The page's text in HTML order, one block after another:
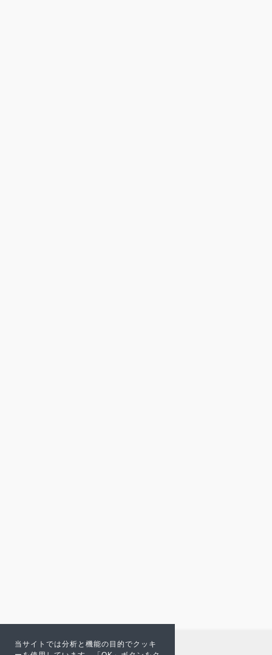
当サイトでは分析と機能の目的でクッキ